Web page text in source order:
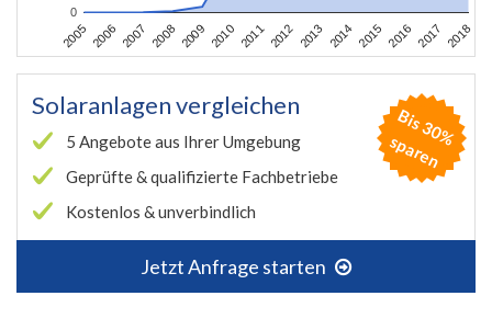
2005 2006 2007 2008 2009 2010 2011 2012 2013 2014 2015 2016 2017 2018
0
Solaranlagen vergleichen
5 Angebote aus Ihrer Umgebung
Geprüfte & qualifizierte Fachbetriebe
Kostenlos & unverbindlich
Jetzt Anfrage starten
B
is
3
0
%
s
p
a
r
e
n